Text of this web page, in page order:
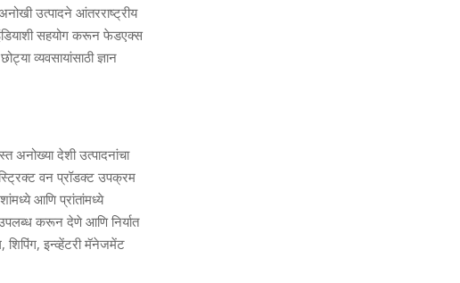
अनोखी उत्पादने आंतरराष्ट्रीय
सहयोग करून फेडएक्स
व्यवसायांसाठी ज्ञान
अनोख्या देशी उत्पादनांचा
वन प्रॉडक्ट उपक्रम
आणि प्रांतांमध्ये
करून देणे आणि निर्यात
शिपिंग, इन्व्हेंटरी मॅनेजमेंट